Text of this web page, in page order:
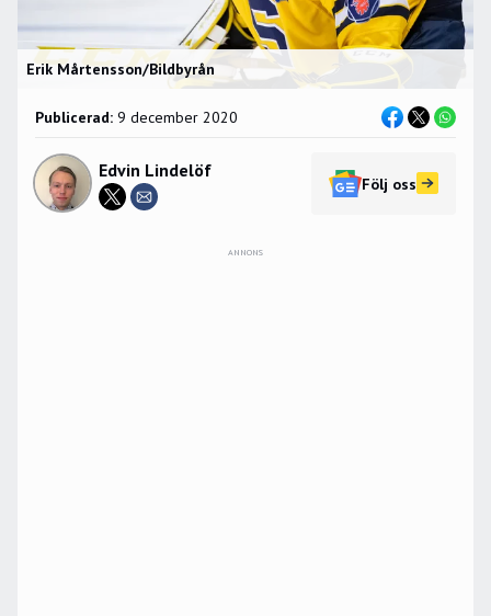
Erik Mårtensson/Bildbyrån
Publicerad: 9 december 2020
Edvin Lindelöf
Följ oss
ANNONS